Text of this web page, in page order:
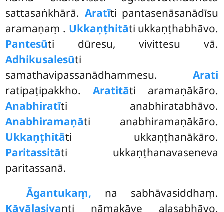
sattasaṅkhārā. Aratīti pantasenāsanādīsu
aramaṇaṃ . Ukkaṇṭhitāti ukkaṇṭhabhāvo.
Pantesūti dūresu, vivittesu vā.
Adhikusalesūti
samathavipassanādhammesu. Arati
ratipaṭipakkho. Aratitāti aramaṇākāro.
Anabhiratīti anabhiratabhāvo.
Anabhiramaṇāti anabhiramaṇākāro.
Ukkaṇṭhitāti ukkaṇṭhanākāro.
Paritassitāti ukkaṇṭhanavaseneva
paritassanā.
Āgantukaṃ, na sabhāvasiddhaṃ.
Kāyālasiyanti nāmakāye alasabhāvo.